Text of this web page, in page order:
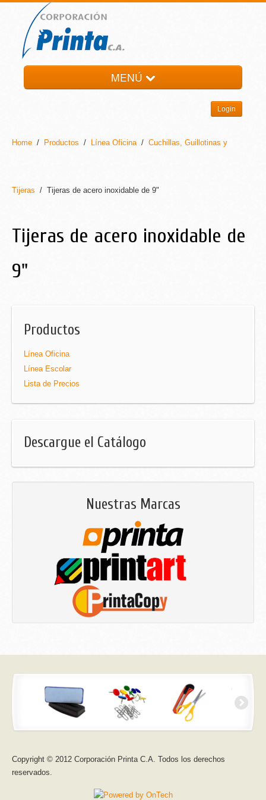
MENÚ
Login
Home / Productos / Línea Oficina/ Cuchillas, Guillotinas y
Tijeras / Tijeras de acero inoxidable de 9"
Tijeras de acero inoxidable de
9"
Productos
Línea Oficina
Línea Escolar
Lista de Precios
Descargue el Catálogo
Nuestras Marcas
Copyright © 2012 Corporación Printa C.A. Todos los derechos
reservados.